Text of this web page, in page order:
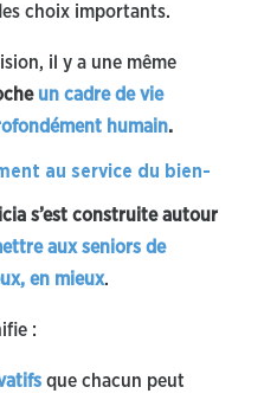
choix importants.
il y a une même
un cadre de vie
humain.
au service du bien-
s’est construite autour
aux seniors de
en mieux.
:
que chacun peut